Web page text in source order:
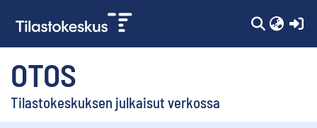
OTOS
Tilastokeskuksen julkaisut verkossa